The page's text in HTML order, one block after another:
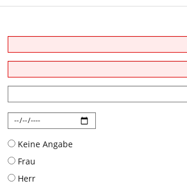
Keine Angabe
Frau
Herr